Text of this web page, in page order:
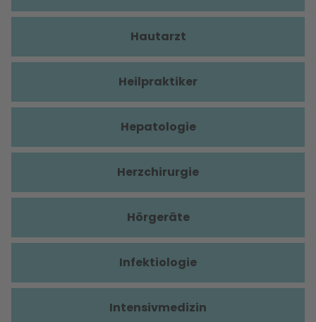
Hautarzt
Heilpraktiker
Hepatologie
Herzchirurgie
Hörgeräte
Infektiologie
Intensivmedizin